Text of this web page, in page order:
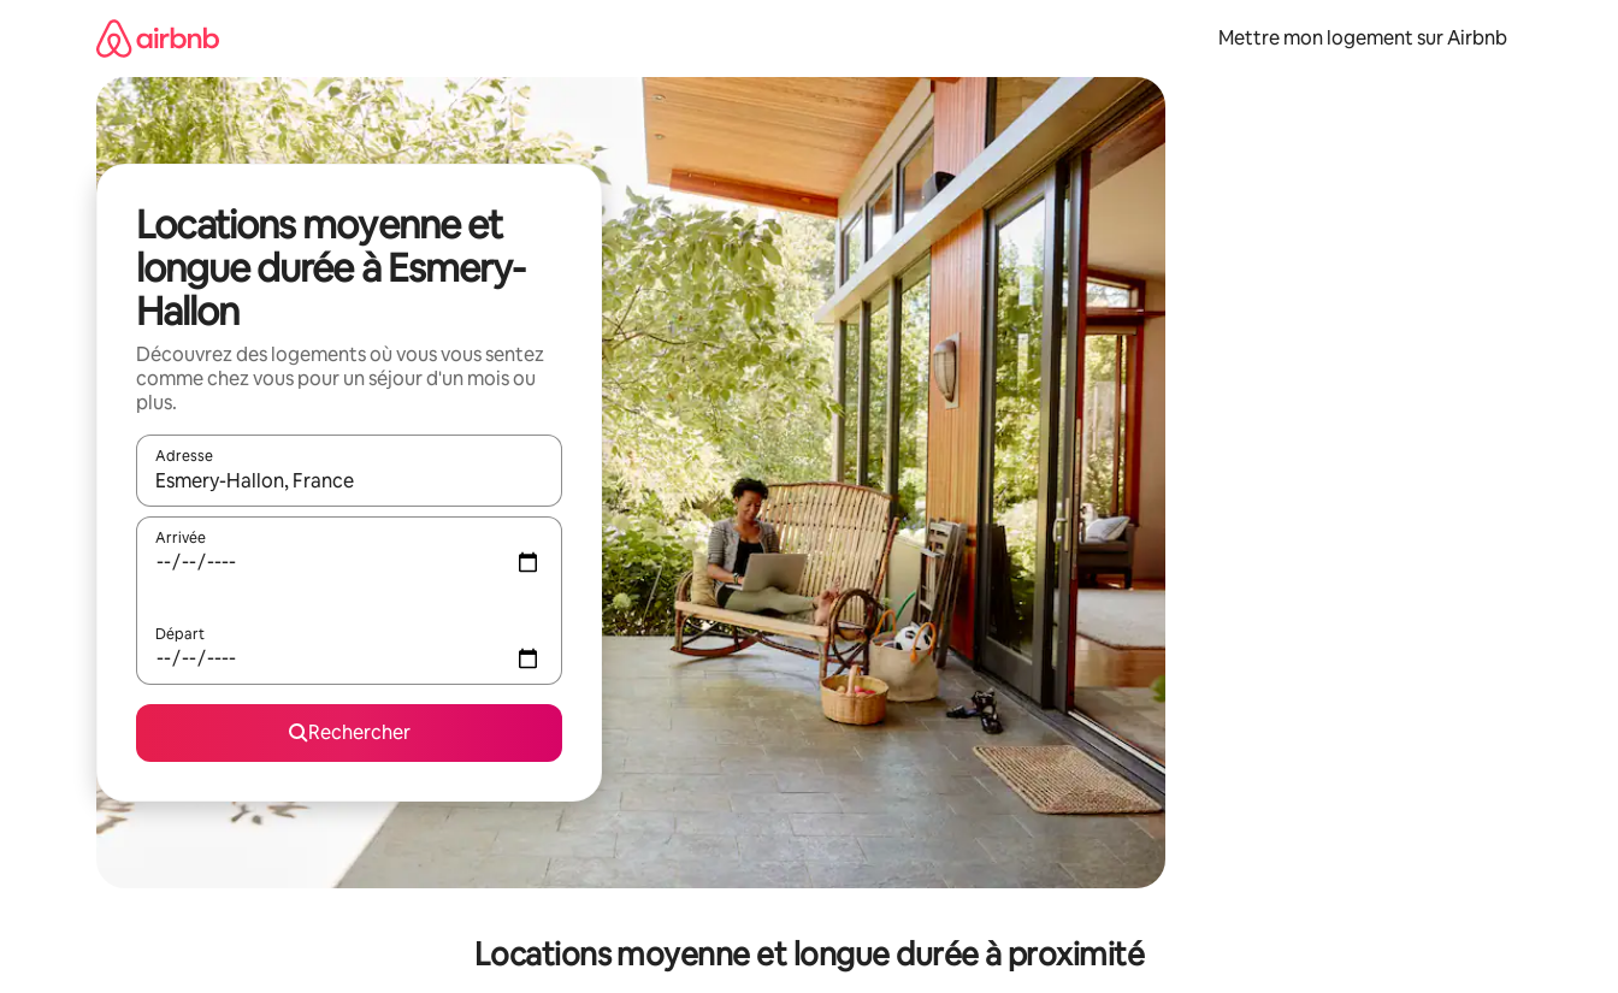
Mettre mon logement sur Airbnb
Locations moyenne et
longue durée à Esmery-
Hallon
Découvrez des logements où vous vous sentez
comme chez vous pour un séjour d'un mois ou
plus.
Adresse
Lorsque les résultats s'affichent, utilisez les flèches vers le haut et vers le bas pour les parcourir ou en appuyant et en faisant glisser.
Arrivée
Départ
Rechercher
Locations moyenne et longue durée à proximité